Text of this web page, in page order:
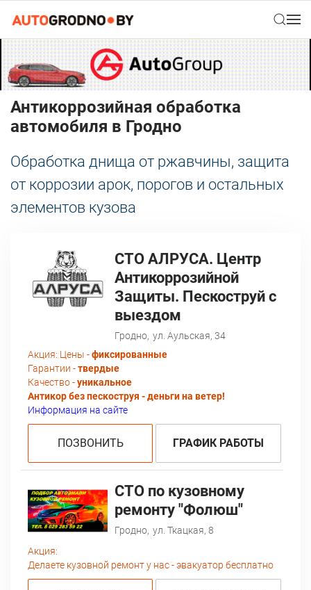
Антикоррозийная обработка
автомобиля в Гродно
Обработка днища от ржавчины, защита
от коррозии арок, порогов и остальных
элементов кузова
СТО АЛРУСА. Центр
Антикоррозийной
Защиты. Пескоструй с
выездом
Гродно, ул. Аульская, 34
Акция: Цены -фиксированные
Гарантии -твердые
Качество -уникальное
Антикор без пескоструя - деньги на ветер!
Информация на сайте
ПОЗВОНИТЬ ГРАФИК РАБОТЫ
СТО по кузовному
ремонту "Фолюш"
Гродно, ул. Ткацкая, 8
Акция:
Делаете кузовной ремонт у нас - эвакуатор бесплатно